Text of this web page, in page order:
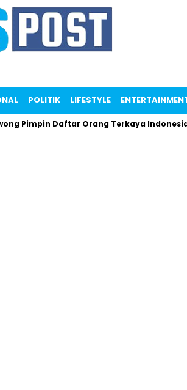
POLITIK LIFESTYLE
Daftar Orang Terkaya Indonesia Berkat